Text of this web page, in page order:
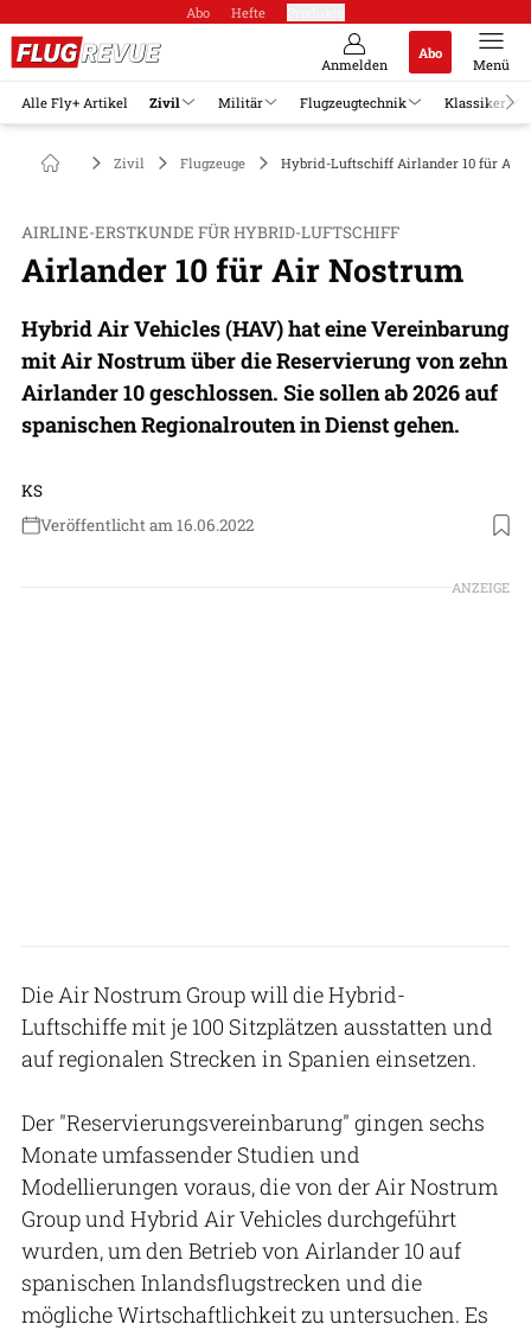
Abo Hefte
Anmelden
Abo
Menü
Alle Fly+ Artikel Zivil Militär Flugzeugtechnik Klassiker
Zivil Flugzeuge Hybrid-Luftschiff Airlander 10 für Air
AIRLINE-ERSTKUNDE FÜR HYBRID-LUFTSCHIFF
Airlander 10 für Air Nostrum
Hybrid Air Vehicles (HAV) hat eine Vereinbarung
mit Air Nostrum über die Reservierung von zehn
Airlander 10 geschlossen. Sie sollen ab 2026 auf
spanischen Regionalrouten in Dienst gehen.
KS
Veröffentlicht am 16.06.2022
Foto: HAV
ANZEIGE
Die Air Nostrum Group will die Hybrid-
Luftschiffe mit je 100 Sitzplätzen ausstatten und
auf regionalen Strecken in Spanien einsetzen.
Der "Reservierungsvereinbarung" gingen sechs
Monate umfassender Studien und
Modellierungen voraus, die von der Air Nostrum
Group und Hybrid Air Vehicles durchgeführt
wurden, um den Betrieb von Airlander 10 auf
spanischen Inlandsflugstrecken und die
mögliche Wirtschaftlichkeit zu untersuchen. Es